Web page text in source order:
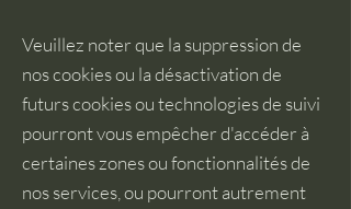
Veuillez noter que la suppression de
nos cookies ou la désactivation de
futurs cookies ou technologies de suivi
pourront vous empêcher d'accéder à
certaines zones ou fonctionnalités de
nos services, ou pourront autrement